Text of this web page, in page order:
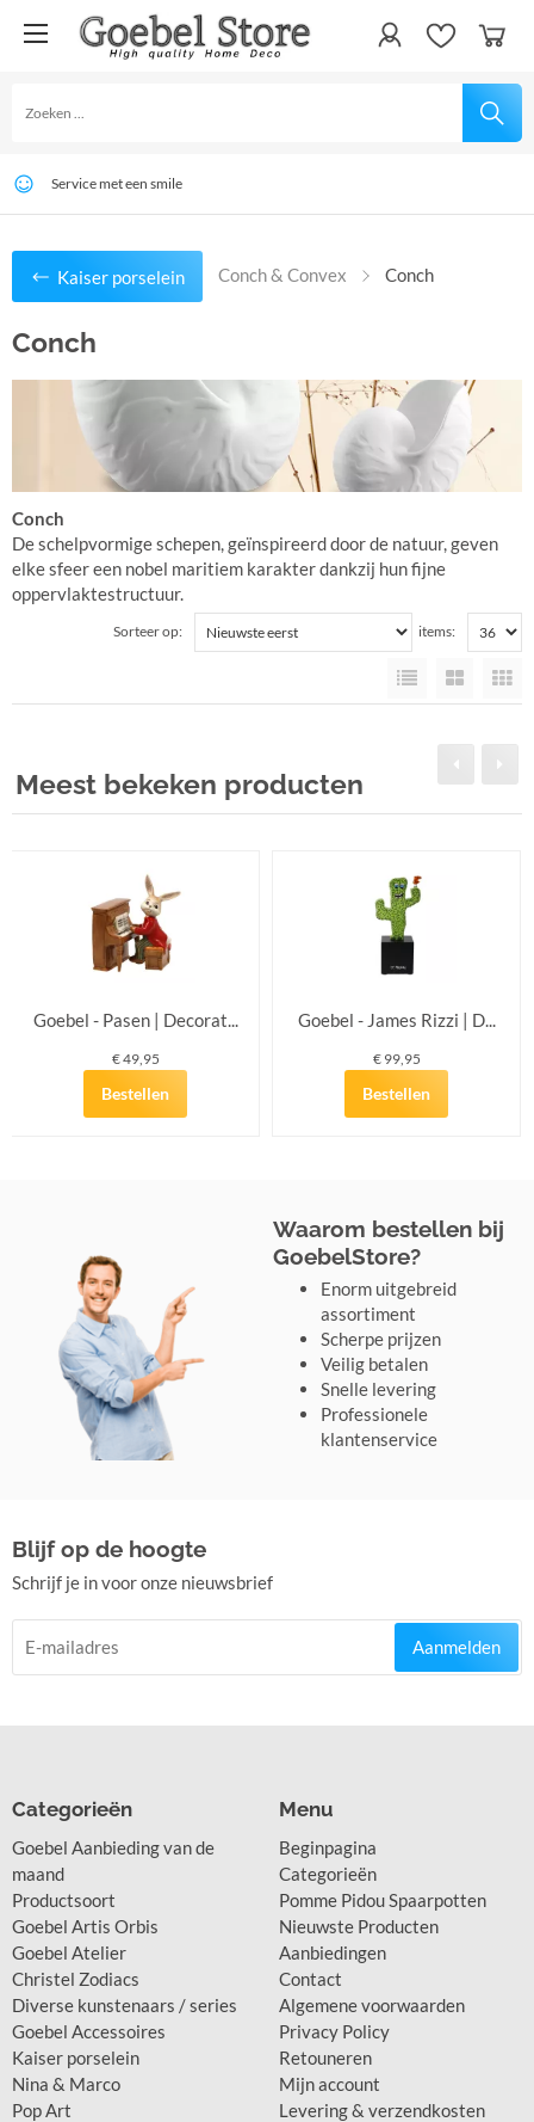
Veilig betalen
Wereldwijde bezorging
Service met een smile
Kaiser porselein Conch & Convex Conch
Conch
Conch
De schelpvormige schepen, geïnspireerd door de natuur, geven
elke sfeer een nobel maritiem karakter dankzij hun fijne
oppervlaktestructuur.
Sorteer op: items:
Meest bekeken producten
Goebel - Pasen | Decorat...
€ 49,95
Bestellen
Goebel - James Rizzi | D...
€ 99,95
Bestellen
Waarom bestellen bij
GoebelStore?
Enorm uitgebreid
assortiment
Scherpe prijzen
Veilig betalen
Snelle levering
Professionele
klantenservice
Blijf op de hoogte
Schrijf je in voor onze nieuwsbrief
Aanmelden
Categorieën
Goebel Aanbieding van de
maand
Productsoort
Goebel Artis Orbis
Goebel Atelier
Christel Zodiacs
Diverse kunstenaars / series
Goebel Accessoires
Kaiser porselein
Nina & Marco
Pop Art
Menu
Beginpagina
Categorieën
Pomme Pidou Spaarpotten
Nieuwste Producten
Aanbiedingen
Contact
Algemene voorwaarden
Privacy Policy
Retouneren
Mijn account
Levering & verzendkosten